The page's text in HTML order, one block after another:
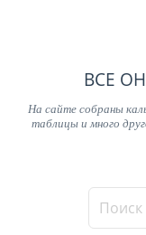
ВСЕ
На сайте собраны
таблицы и много